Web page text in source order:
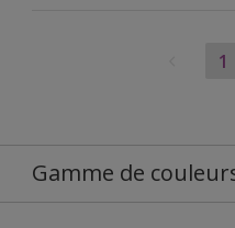
1
Gamme de